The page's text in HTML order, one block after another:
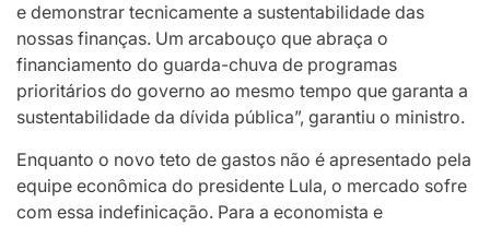
e demonstrar tecnicamente a sustentabilidade das
nossas finanças. Um arcabouço que abraça o
financiamento do guarda-chuva de programas
prioritários do governo ao mesmo tempo que garanta a
sustentabilidade da dívida pública”, garantiu o ministro.
Enquanto o novo teto de gastos não é apresentado pela
equipe econômica do presidente Lula, o mercado sofre
com essa indefinicação. Para a economista e